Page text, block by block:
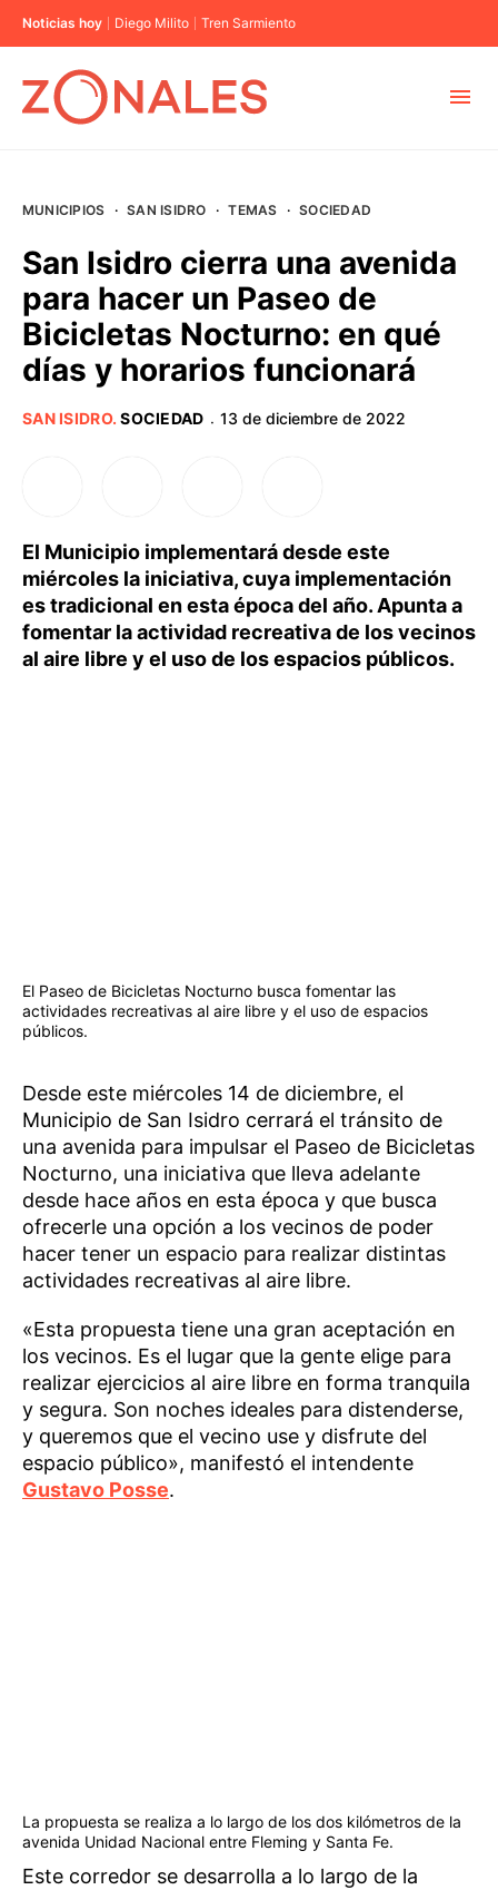
Noticias hoy Diego Milito Tren Sarmiento
BUENOS AIRES
PROVINCIAS
MUNICIPIOS · SAN ISIDRO · TEMAS · SOCIEDAD
San Isidro cierra una avenida
para hacer un Paseo de
Bicicletas Nocturno: en qué
días y horarios funcionará
SAN ISIDRO.SOCIEDAD · 13 de diciembre de 2022
El Municipio implementará desde este
miércoles la iniciativa, cuya implementación
es tradicional en esta época del año. Apunta a
fomentar la actividad recreativa de los vecinos
al aire libre y el uso de los espacios públicos.
El Paseo de Bicicletas Nocturno busca fomentar las
actividades recreativas al aire libre y el uso de espacios
públicos.
Desde este miércoles 14 de diciembre, el
Municipio de San Isidro cerrará el tránsito de
una avenida para impulsar el Paseo de Bicicletas
Nocturno, una iniciativa que lleva adelante
desde hace años en esta época y que busca
ofrecerle una opción a los vecinos de poder
hacer tener un espacio para realizar distintas
actividades recreativas al aire libre.
«Esta propuesta tiene una gran aceptación en
los vecinos. Es el lugar que la gente elige para
realizar ejercicios al aire libre en forma tranquila
y segura. Son noches ideales para distenderse,
y queremos que el vecino use y disfrute del
espacio público», manifestó el intendente
Gustavo Posse.
La propuesta se realiza a lo largo de los dos kilómetros de la
avenida Unidad Nacional entre Fleming y Santa Fe.
Este corredor se desarrolla a lo largo de la